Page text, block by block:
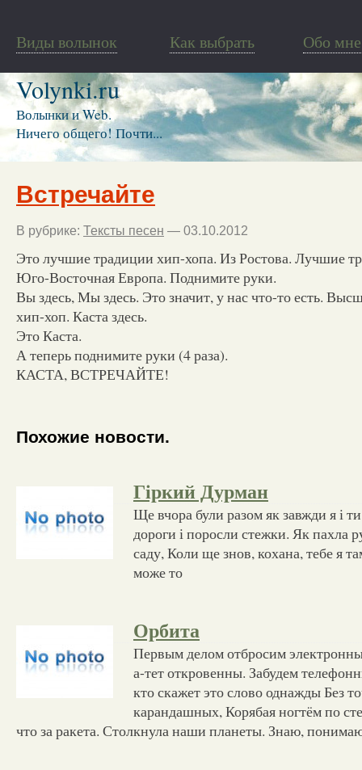
Виды волынок Как выбрать Обо мне
Volynki.ru
Волынки и Web.
Ничего общего! Почти...
Встречайте
В рубрике: Тексты песен — 03.10.2012
Это лучшие традиции хип-хопа. Из Ростова. Лучшие
Юго-Восточная Европа. Поднимите руки.
Вы здесь, Мы здесь. Это значит, у нас что-то есть.
хип-хоп. Каста здесь.
Это Каста.
А теперь поднимите руки (4 раза).
КАСТА, ВСТРЕЧАЙТЕ!
Похожие новости.
Гіркий Дурман
Ще вчора були разом як завжди я і
дороги і поросли стежки. Як пахла
саду, Коли ще знов, кохана, тебе я
може то
Орбита
Первым делом отбросим
а-тет откровенны. Забудем
кто скажет это слово однажды Без
карандашных, Корябая ногтём по
что за ракета. Столкнула наши планеты. Знаю,